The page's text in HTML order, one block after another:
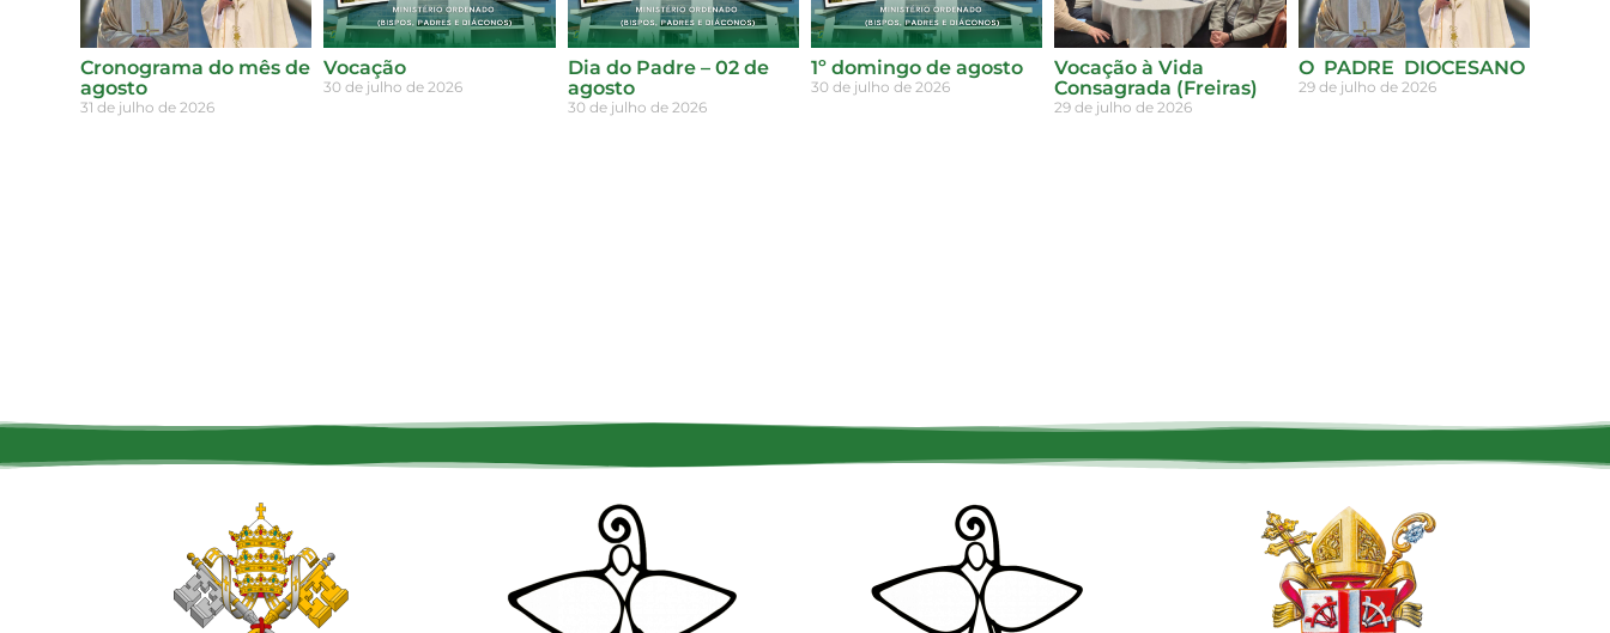
Cronograma do mês de
agosto
31 de julho de 2026
Vocação
30 de julho de 2026
Dia do Padre – 02 de
agosto
30 de julho de 2026
1º domingo de agosto
30 de julho de 2026
Vocação à Vida
Consagrada (Freiras)
29 de julho de 2026
O PADRE DIOCESANO
29 de julho de 2026